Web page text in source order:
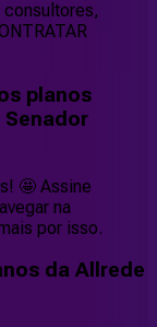
consultores,
planos
🤩 Assine
na
por isso.
da Allrede